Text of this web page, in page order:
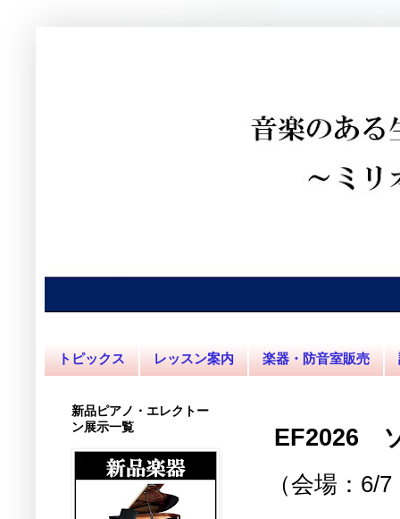
トピックス レッスン案内 楽器・防音室販売
EF2026
（会場：6/
新品ピアノ・エレクトー
ン展示一覧